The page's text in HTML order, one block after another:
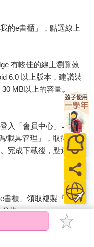
都不同。有些地方卡絲
一些國家：中國、埃
地，但都是同一人寄出
。如果她讀了其中一封
以把信轉交給房東太
，剛剛好可以放進信
跡也一樣。
遙遠，也像是在一起旅
是非常稀有，也不會是
。
真正的名人了！英國植
索綠色王國。當我靠手
的e書櫃」，點選線上
有較佳的線上瀏覽效
6.0 以上版本，建議裝
MB以上的容量。
入「會員中心」→「我
/載具管理」，取得通行
完成下載後，點選任一
櫃」領取複製『兌換
兌換。
子書僅能以金石堂專屬